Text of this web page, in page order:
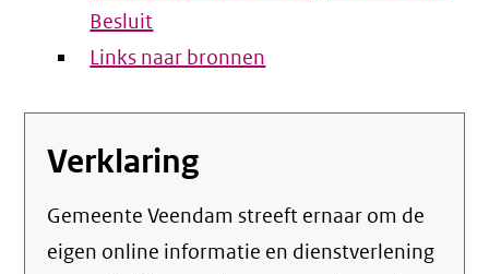
Besluit
Links naar bronnen
Verklaring
Gemeente Veendam streeft ernaar om de
eigen online informatie en dienstverlening